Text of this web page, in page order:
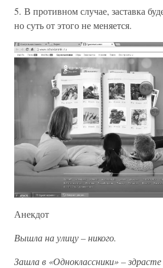
5. В противном случае, заставка
но суть от этого не меняется.
Анекдот
Вышла на улицу – никого.
Зашла в «Одноклассники» – здрасте